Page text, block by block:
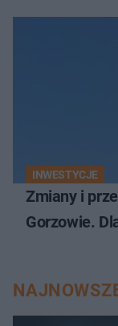
INWESTYCJE
Zmiany i
Gorzowie.